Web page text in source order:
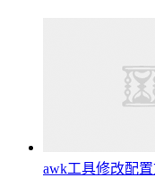
awk工具修改配